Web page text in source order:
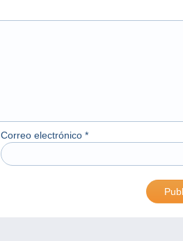
Correo electrónico *